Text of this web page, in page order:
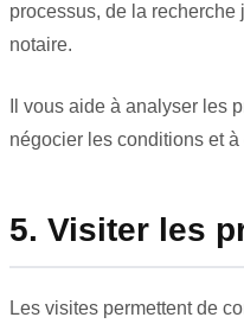
processus, de la recherche
notaire.
Il vous aide à analyser les
négocier les conditions et
5. Visiter les
Les visites permettent de